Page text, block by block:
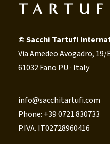
© Sacchi Tartufi
Via Amedeo Avogadro, 19/
61032 Fano PU · Italy
info@sacchitartufi.com
Phone: +39 0721 830733
P.IVA. IT02728960416